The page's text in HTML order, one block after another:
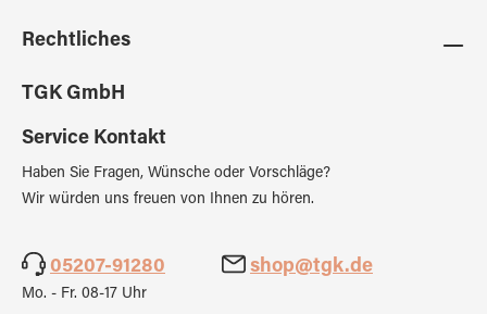
Rechtliches
TGK GmbH
Service Kontakt
Haben Sie Fragen, Wünsche oder Vorschläge?
Wir würden uns freuen von Ihnen zu hören.
05207-91280 shop@tgk.de
Mo. - Fr. 08-17 Uhr